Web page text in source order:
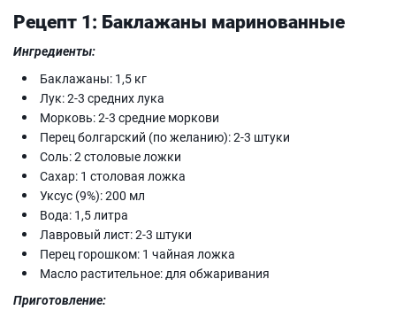
Рецепт 1: Баклажаны маринованные
Ингредиенты:
Баклажаны: 1,5 кг
Лук: 2-3 средних лука
Морковь: 2-3 средние моркови
Перец болгарский (по желанию): 2-3 штуки
Соль: 2 столовые ложки
Сахар: 1 столовая ложка
Уксус (9%): 200 мл
Вода: 1,5 литра
Лавровый лист: 2-3 штуки
Перец горошком: 1 чайная ложка
Масло растительное: для обжаривания
Приготовление: